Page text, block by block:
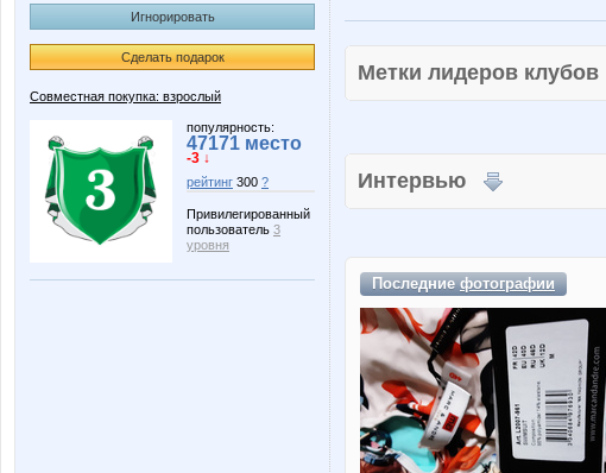
Игнорировать
Сделать подарок
Совместная покупка: взрослый
популярность:
47171 место
-3 ↓
рейтинг 300 ?
Привилегированный
пользователь 3
уровня
Метки лидеров клубов
Интервью
Последниефотографии